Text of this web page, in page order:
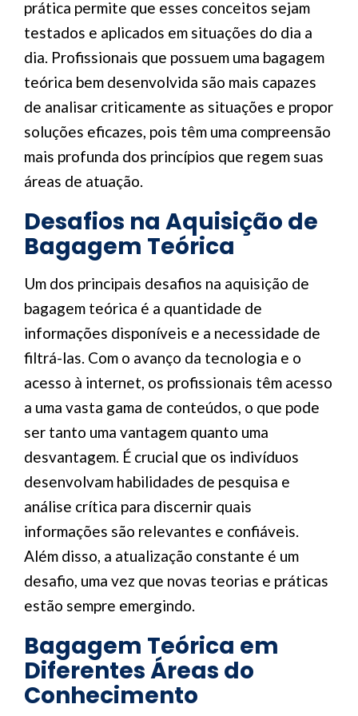
prática permite que esses conceitos sejam
testados e aplicados em situações do dia a
dia. Profissionais que possuem uma bagagem
teórica bem desenvolvida são mais capazes
de analisar criticamente as situações e propor
soluções eficazes, pois têm uma compreensão
mais profunda dos princípios que regem suas
áreas de atuação.
Desafios na Aquisição de
Bagagem Teórica
Um dos principais desafios na aquisição de
bagagem teórica é a quantidade de
informações disponíveis e a necessidade de
filtrá-las. Com o avanço da tecnologia e o
acesso à internet, os profissionais têm acesso
a uma vasta gama de conteúdos, o que pode
ser tanto uma vantagem quanto uma
desvantagem. É crucial que os indivíduos
desenvolvam habilidades de pesquisa e
análise crítica para discernir quais
informações são relevantes e confiáveis.
Além disso, a atualização constante é um
desafio, uma vez que novas teorias e práticas
estão sempre emergindo.
Bagagem Teórica em
Diferentes Áreas do
Conhecimento